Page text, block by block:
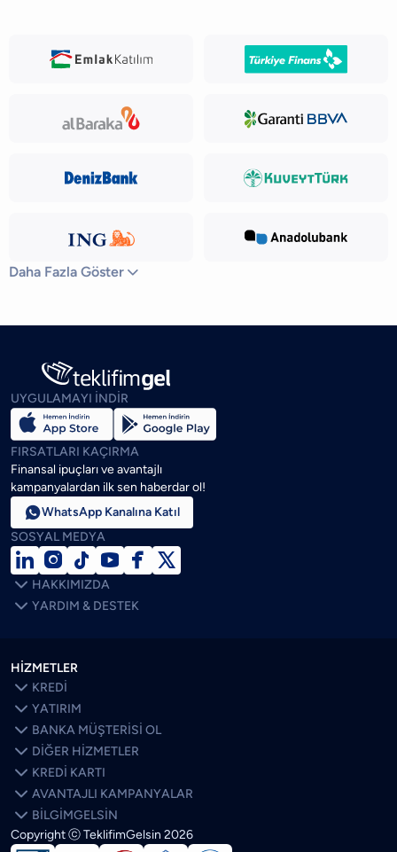
Daha Fazla Göster 
UYGULAMAYI İNDİR
FIRSATLARI KAÇIRMA
Finansal ipuçları ve avantajlı
kampanyalardan ilk sen haberdar ol!
WhatsApp Kanalına Katıl
SOSYAL MEDYA
    

 HAKKIMIZDA
 YARDIM & DESTEK
HİZMETLER
 KREDİ
 YATIRIM
 BANKA MÜŞTERİSİ OL
 DİĞER HİZMETLER
 KREDİ KARTI
 AVANTAJLI KAMPANYALAR
 BİLGİMGELSİN
SON BLOGLARÖNE ÇIKANLAR
Copyright ⓒ TeklifimGelsin 2026